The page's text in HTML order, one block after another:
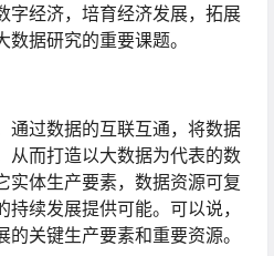
字经济，培育经济发展，拓展
据研究的重要课题。
通过数据的互联互通，将数据
从而打造以大数据为代表的数
实体生产要素，数据资源可复
续发展提供可能。可以说，
关键生产要素和重要资源。